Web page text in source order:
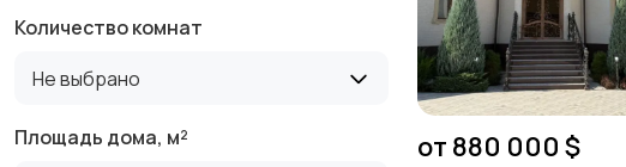
Количество комнат
Не выбрано
Площадь дома, м²
от 880 000 $